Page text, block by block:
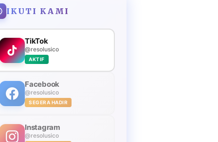
IKUTI KAMI
TikTok
@resolusico
AKTIF
Facebook
@resolusico
SEGERA HADIR
Instagram
@resolusico